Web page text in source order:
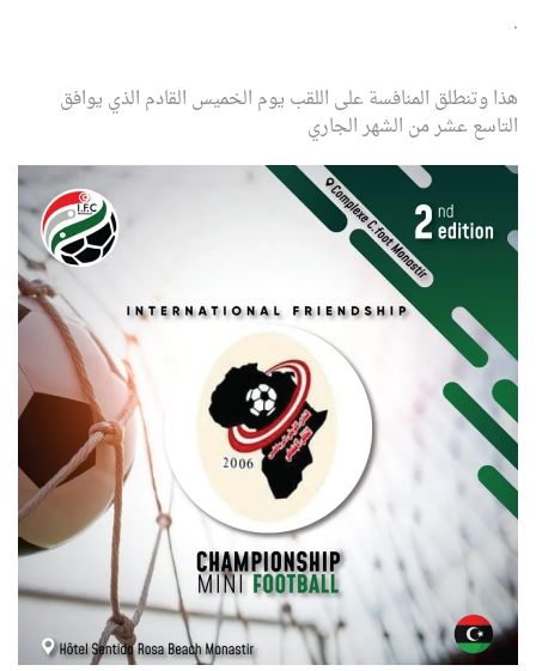
.
هذا وتنطلق المنافسة على اللقب يوم الخميس القادم الذي يوافق
التاسع عشر من الشهر الجاري